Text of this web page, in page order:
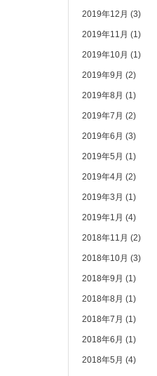
2019年12月 (3)
2019年11月 (1)
2019年10月 (1)
2019年9月 (2)
2019年8月 (1)
2019年7月 (2)
2019年6月 (3)
2019年5月 (1)
2019年4月 (2)
2019年3月 (1)
2019年1月 (4)
2018年11月 (2)
2018年10月 (3)
2018年9月 (1)
2018年8月 (1)
2018年7月 (1)
2018年6月 (1)
2018年5月 (4)